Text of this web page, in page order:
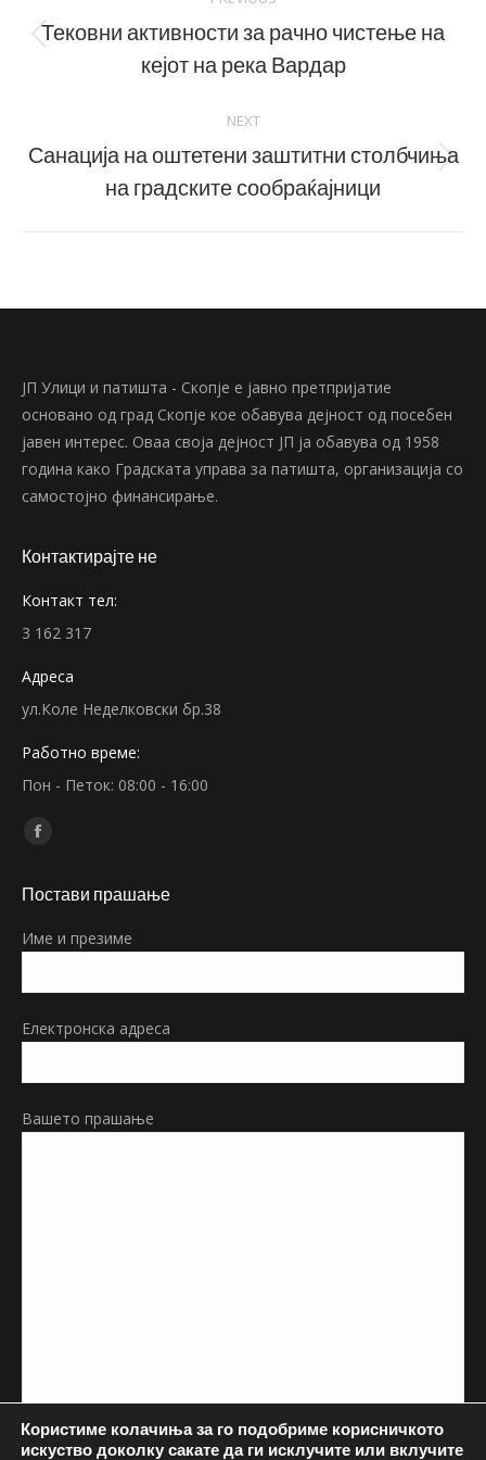
navigation
Previous
post:
Тековни активности за рачно чистење на
кејот на река Вардар
NEXT
Next
post:
Санација на оштетени заштитни столбчиња
на градските сообраќајници
ЈП Улици и патишта - Скопје е јавно претпријатие
основано од град Скопје кое обавува дејност од посебен
јавен интерес. Оваа своја дејност ЈП ја обавува од 1958
година како Градската управа за патишта, организација со
самостојно финансирање.
Контактирајте не
Контакт тел:
3 162 317
Адреса
ул.Коле Неделковски бр.38
Работно време:
Пон - Петок: 08:00 - 16:00
Find us on:
Facebook
opens
new
Постави прашање
Име и презиме
Електронска адреса
Вашето прашање
Користиме колачиња за го подобриме корисничкото
искуство доколку сакате да ги исклучите или вклучите